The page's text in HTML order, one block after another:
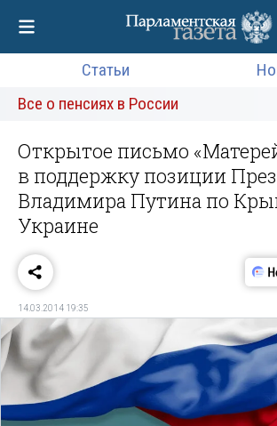
Статьи
Все о пенсиях в России
Открытое письмо
в поддержку позиции
Владимира Путина по
Украине
14.03.2014 19:35